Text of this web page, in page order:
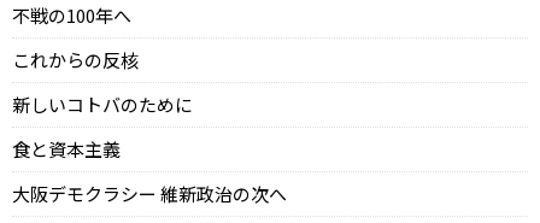
不戦の100年へ
これからの反核
新しいコトバのために
食と資本主義
大阪デモクラシー 維新政治の次へ